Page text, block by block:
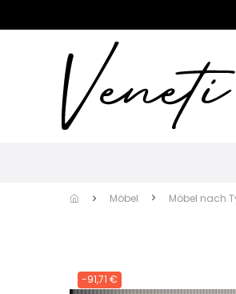
Möbel Möbel nach
-91,71 €